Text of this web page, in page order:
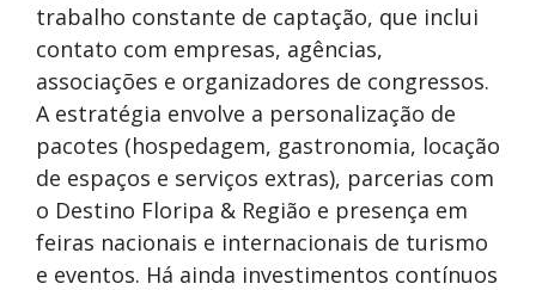
trabalho constante de captação, que inclui
contato com empresas, agências,
associações e organizadores de congressos.
A estratégia envolve a personalização de
pacotes (hospedagem, gastronomia, locação
de espaços e serviços extras), parcerias com
o Destino Floripa & Região e presença em
feiras nacionais e internacionais de turismo
e eventos. Há ainda investimentos contínuos